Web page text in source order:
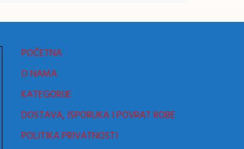
POČETNA
O NAMA
KATEGORIJE
DOSTAVA, ISPORUKA I POVRAT ROBE
POLITIKA PRIVATNOSTI